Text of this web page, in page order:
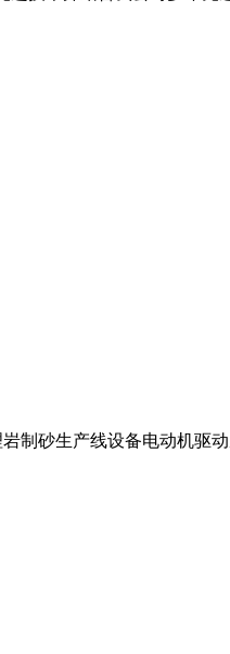
制砂生产线设备电动机驱